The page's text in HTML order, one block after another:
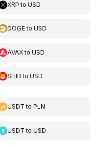
XRP toUSD
DOGEtoUSD
AVAXtoUSD
SHIB toUSD
USDT toPLN
USDT toUSD